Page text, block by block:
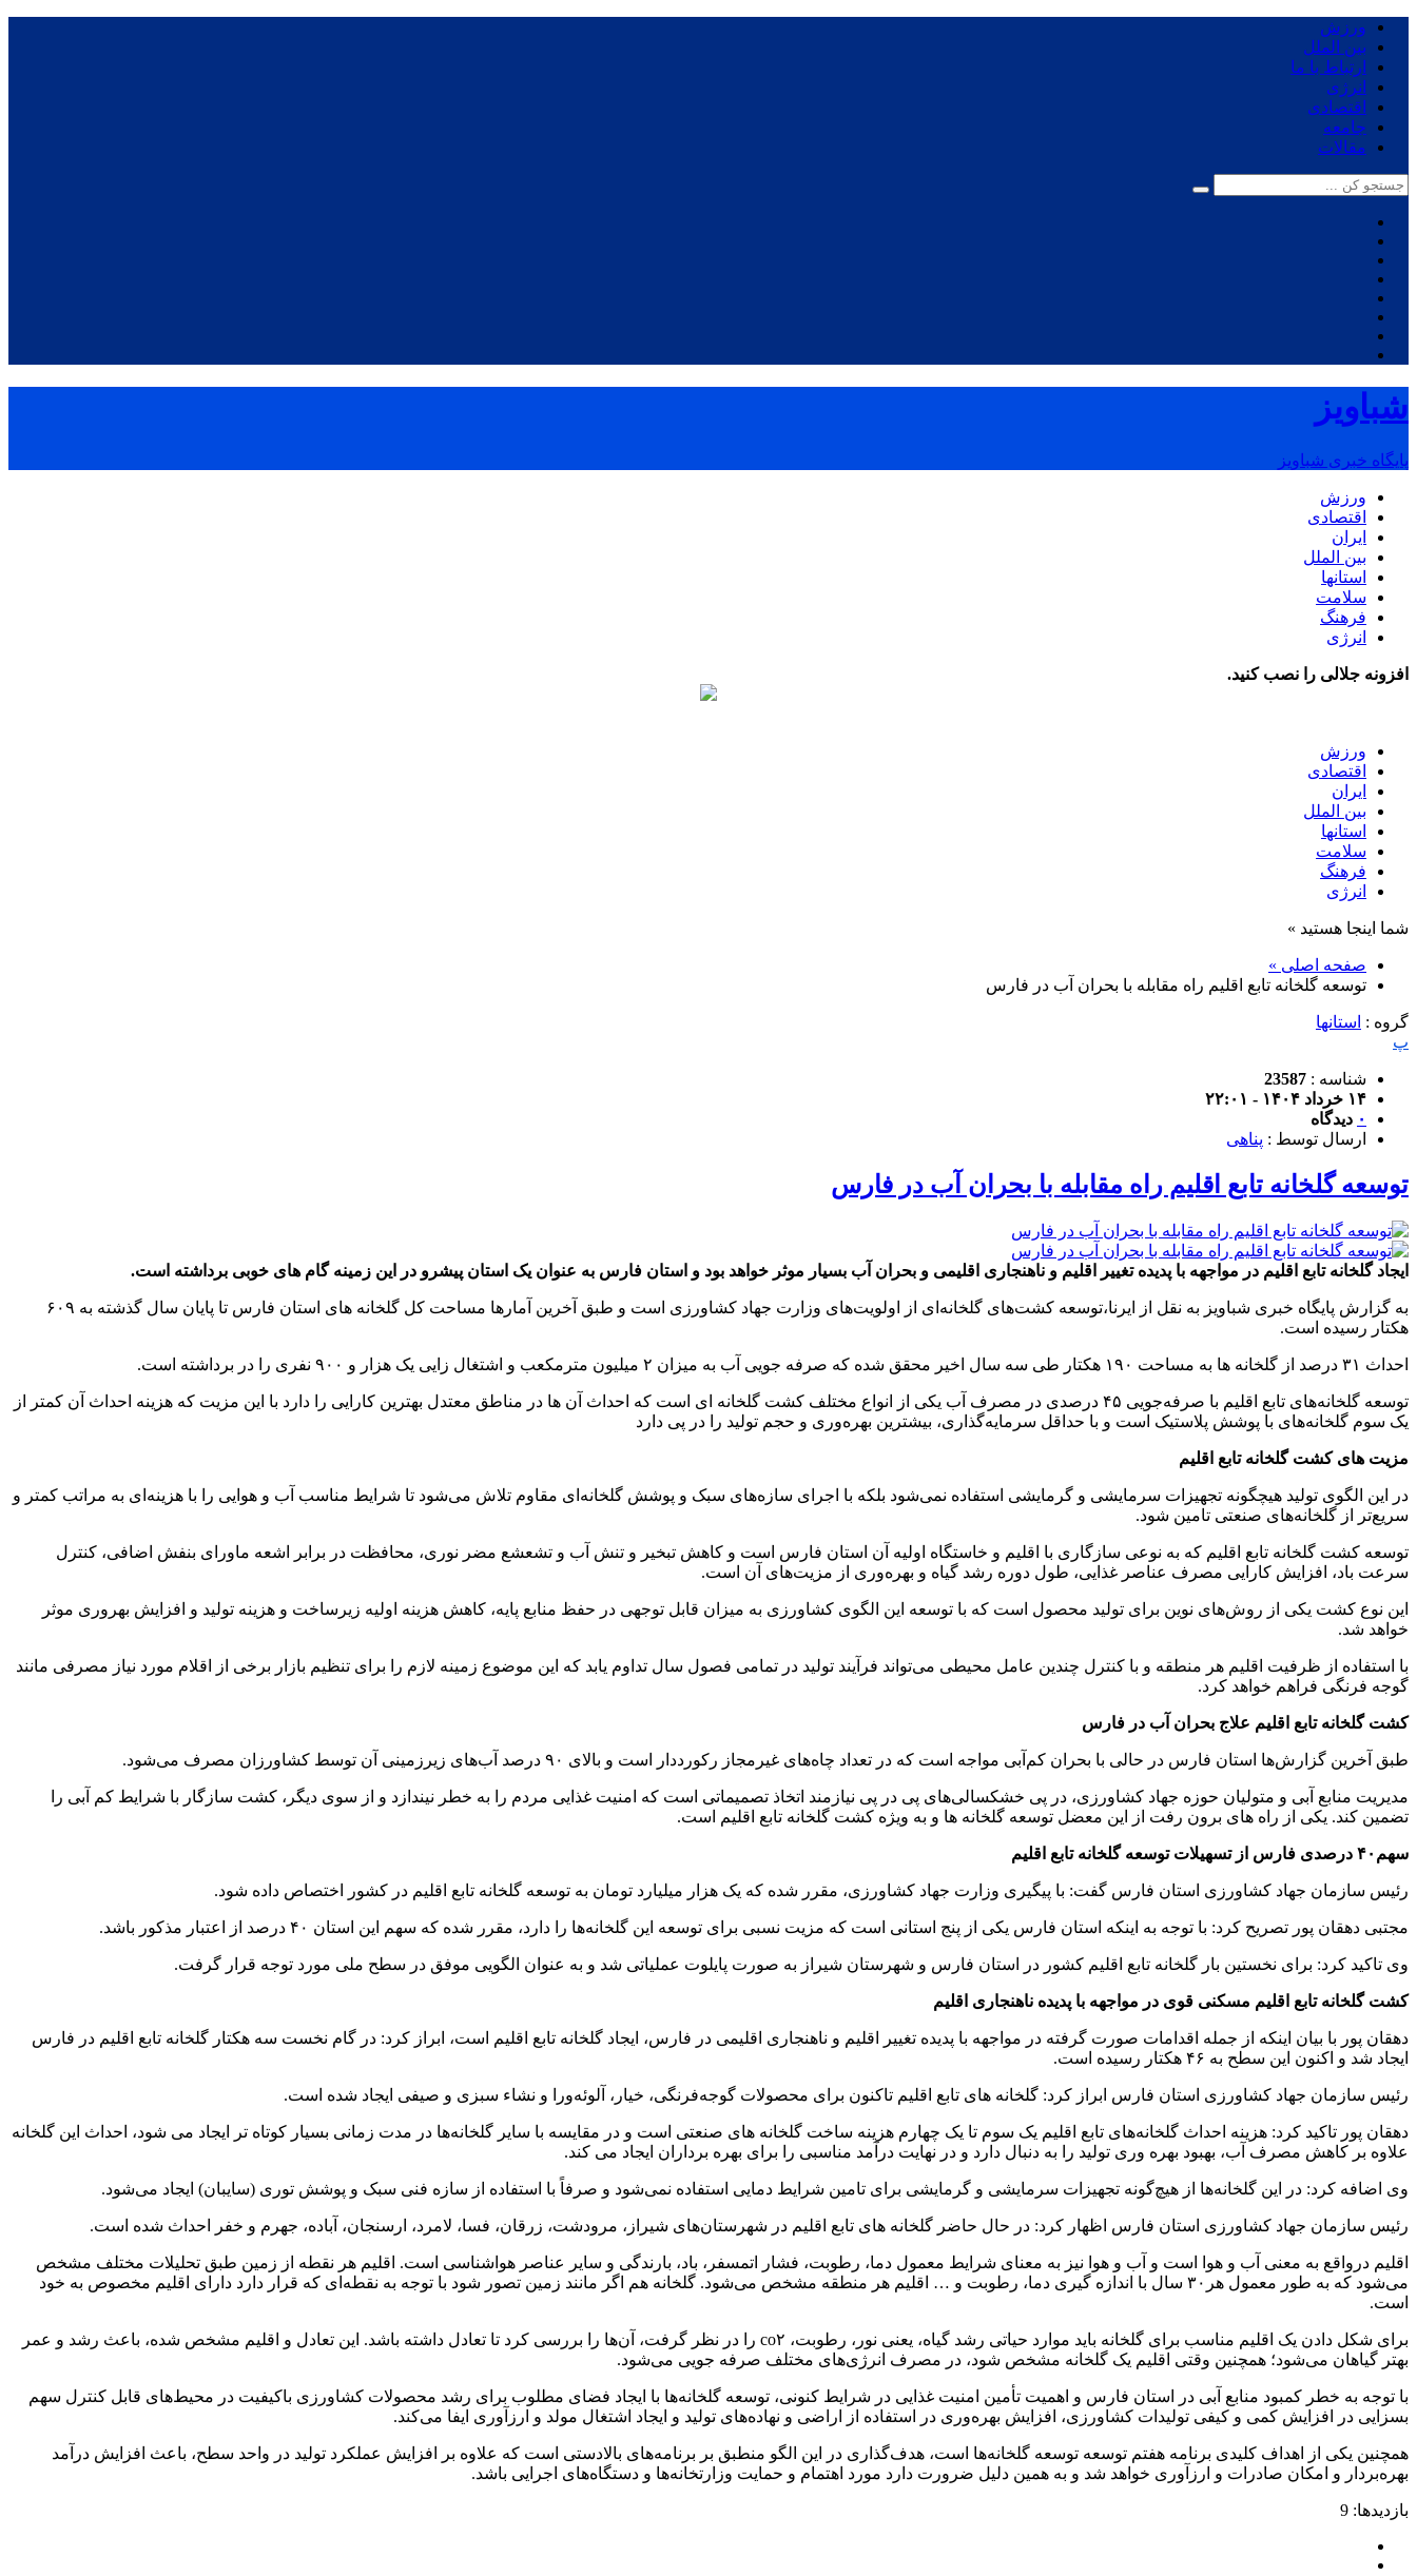
ورزش
بین الملل
ارتباط با ما
انرژی
اقتصادی
جامعه
مقالات
شباویز
پایگاه خبری شباویز
ورزش
اقتصادی
ایران
بین الملل
استانها
سلامت
فرهنگ
انرژی
افزونه جلالی را نصب کنید.
ورزش
اقتصادی
ایران
بین الملل
استانها
سلامت
فرهنگ
انرژی
شما اینجا هستید »
صفحه اصلی »
توسعه گلخانه تابع اقلیم راه مقابله با بحران آب در فارس
گروه : استانها
پ
شناسه : 23587
۱۴ خرداد ۱۴۰۴ - ۲۲:۰۱
۰ دیدگاه
ارسال توسط : پناهی
توسعه گلخانه تابع اقلیم راه مقابله با بحران آب در فارس
ایجاد گلخانه تابع اقلیم در مواجهه با پدیده تغییر اقلیم و ناهنجاری اقلیمی و بحران آب بسیار موثر خواهد بود و استان فارس به عنوان یک استان پیشرو در این زمینه گام های خوبی برداشته است.
به گزارش پایگاه خبری شباویز به نقل از ایرنا،توسعه کشت‌های گلخانه‌ای از اولویت‌های وزارت جهاد کشاورزی است و طبق آخرین آمارها مساحت کل گلخانه های استان فارس تا پایان سال گذشته به ۶۰۹
هکتار رسیده است.
احداث ۳۱ درصد از گلخانه ها به مساحت ۱۹۰ هکتار طی سه سال اخیر محقق شده که صرفه جویی آب به میزان ۲ میلیون مترمکعب و اشتغال زایی یک هزار و ۹۰۰ نفری را در برداشته است.
توسعه گلخانه‌های تابع اقلیم با صرفه‌جویی ۴۵ درصدی در مصرف آب یکی از انواع مختلف کشت گلخانه ای است که احداث آن ها در مناطق معتدل بهترین کارایی را دارد با این مزیت که هزینه احداث آن کمتر از
یک سوم گلخانه‌های با پوشش پلاستیک است و با حداقل سرمایه‌گذاری، بیشترین بهره‌وری و حجم تولید را در پی دارد
مزیت های کشت گلخانه‌ تابع اقلیم
در این الگوی تولید هیچگونه تجهیزات سرمایشی و گرمایشی استفاده نمی‌شود بلکه با اجرای سازه‌های سبک و پوشش‌ گلخانه‌ای مقاوم تلاش می‌شود تا شرایط مناسب آب و هوایی را با هزینه‌ای به مراتب کمتر و
سریع‌تر از گلخانه‌های صنعتی تامین شود.
توسعه کشت گلخانه‌ تابع اقلیم که به نوعی سازگاری با اقلیم و خاستگاه اولیه آن استان فارس است و کاهش تبخیر و تنش‌ آب و تشعشع مضر نوری، محافظت در برابر اشعه ماورای بنفش اضافی، کنترل
سرعت باد، افزایش کارایی مصرف عناصر غذایی، طول دوره رشد گیاه و بهره‌وری از مزیت‌های آن است.
این نوع کشت یکی از روش‌های نوین برای تولید محصول است که با توسعه این الگوی کشاورزی به میزان قابل توجهی در حفظ منابع پایه، کاهش هزینه اولیه زیرساخت و هزینه تولید و افزایش بهروری موثر
خواهد شد.
با استفاده از ظرفیت اقلیم هر منطقه و با کنترل چندین عامل محیطی می‌تواند فرآیند تولید در تمامی فصول سال تداوم یابد که این موضوع زمینه لازم را برای تنظیم بازار برخی از اقلام مورد نیاز مصرفی مانند
گوجه فرنگی فراهم خواهد کرد.
کشت گلخانه‌ تابع اقلیم علاج بحران آب در فارس
طبق آخرین گزارش‌ها استان فارس در حالی با بحران کم‌آبی مواجه است که در تعداد چاه‌های غیرمجاز رکورددار است و بالای ۹۰ درصد آب‌های زیرزمینی آن توسط کشاورزان مصرف می‌شود.
مدیریت منابع آبی و متولیان حوزه جهاد کشاورزی، در پی خشکسالی‌های پی در پی نیازمند اتخاذ تصمیماتی است که امنیت غذایی مردم را به خطر نیندازد و از سوی دیگر، کشت سازگار با شرایط کم آبی را
تضمین کند. یکی از راه های برون رفت از این معضل توسعه گلخانه ها و به ویژه کشت گلخانه‌ تابع اقلیم است.
سهم۴۰ درصدی فارس از تسهیلات توسعه گلخانه تابع اقلیم
رئیس سازمان جهاد کشاورزی استان فارس گفت: با پیگیری وزارت جهاد کشاورزی، مقرر شده که یک هزار میلیارد تومان به توسعه گلخانه تابع اقلیم در کشور اختصاص داده شود.
مجتبی دهقان پور تصریح کرد: با توجه به اینکه استان فارس یکی از پنج استانی است که مزیت نسبی برای توسعه این گلخانه‌ها را دارد، مقرر شده که سهم این استان ۴۰ درصد از اعتبار مذکور باشد.
وی تاکید کرد: برای نخستین بار گلخانه تابع اقلیم کشور در استان فارس و شهرستان شیراز به صورت پایلوت عملیاتی شد و به عنوان الگویی موفق در سطح ملی مورد توجه قرار گرفت.
کشت گلخانه‌ تابع اقلیم مسکنی قوی در مواجهه با پدیده ناهنجاری اقلیم
دهقان پور با بیان اینکه از جمله اقدامات صورت گرفته در مواجهه با پدیده تغییر اقلیم و ناهنجاری اقلیمی در فارس، ایجاد گلخانه تابع اقلیم است، ابراز کرد: در گام نخست سه هکتار گلخانه تابع اقلیم در فارس
ایجاد شد و اکنون این سطح به ۴۶ هکتار رسیده است.
رئیس سازمان جهاد کشاورزی استان فارس ابراز کرد: گلخانه های تابع اقلیم تاکنون برای محصولات گوجه‌فرنگی، خیار، آلوئه‌ورا و نشاء سبزی و صیفی ایجاد شده است.
دهقان پور تاکید کرد: هزینه احداث گلخانه‌های تابع اقلیم یک سوم تا یک چهارم هزینه ساخت گلخانه های صنعتی است و در مقایسه با سایر گلخانه‌ها در مدت زمانی بسیار کوتاه تر ایجاد می شود، احداث این گلخانه
علاوه بر کاهش مصرف آب، بهبود بهره وری تولید را به دنبال دارد و در نهایت درآمد مناسبی را برای بهره برداران ایجاد می کند.
وی اضافه کرد: در این گلخانه‌ها از هیچ‌گونه تجهیزات سرمایشی و گرمایشی برای تامین شرایط دمایی استفاده نمی‌شود و صرفاً با استفاده از سازه فنی سبک و پوشش توری (سایبان) ایجاد می‌شود.
رئیس سازمان جهاد کشاورزی استان فارس اظهار کرد: در حال حاضر گلخانه های تابع اقلیم در شهرستان‌های شیراز، مرودشت، زرقان، فسا، لامرد، ارسنجان، آباده، جهرم و خفر احداث شده است.
اقلیم درواقع به معنی آب و هوا است و آب و هوا نیز به معنای شرایط معمول دما، رطوبت، فشار اتمسفر، باد، بارندگی و سایر عناصر هواشناسی است. اقلیم هر نقطه از زمین طبق تحلیلات مختلف مشخص
می‌شود که به طور معمول هر۳۰ سال با اندازه گیری دما، رطوبت و … اقلیم هر منطقه مشخص می‌شود. گلخانه هم اگر مانند زمین تصور شود با توجه به نقطه‌ای که قرار دارد دارای اقلیم مخصوص به خود
است.
برای شکل دادن یک اقلیم مناسب برای گلخانه باید موارد حیاتی رشد گیاه، یعنی نور، رطوبت، co۲ را در نظر گرفت، آن‌ها را بررسی کرد تا تعادل داشته باشد. این تعادل و اقلیم مشخص شده، باعث رشد و عمر
بهتر گیاهان می‌شود؛ همچنین وقتی اقلیم یک گلخانه مشخص شود، در مصرف انرژی‌های مختلف صرفه جویی می‌شود.
با توجه به خطر کمبود منابع آبی در استان فارس و اهمیت تأمین امنیت غذایی در شرایط کنونی، توسعه گلخانه‌ها با ایجاد فضای مطلوب برای رشد محصولات کشاورزی باکیفیت در محیط‌های قابل کنترل سهم
بسزایی در افزایش کمی و کیفی تولیدات کشاورزی، افزایش بهره‌وری در استفاده از اراضی و نهاده‌های تولید و ایجاد اشتغال مولد و ارزآوری ایفا می‌کند.
همچنین یکی از اهداف کلیدی برنامه هفتم توسعه توسعه گلخانه‌ها است، هدف‌گذاری در این الگو منطبق بر برنامه‌های بالادستی است که علاوه بر افزایش عملکرد تولید در واحد سطح، باعث افزایش درآمد
بهره‌بردار و امکان صادرات و ارزآوری خواهد شد و به همین دلیل ضرورت دارد مورد اهتمام و حمایت وزارتخانه‌ها و دستگاه‌های اجرایی باشد.
بازدیدها: 9